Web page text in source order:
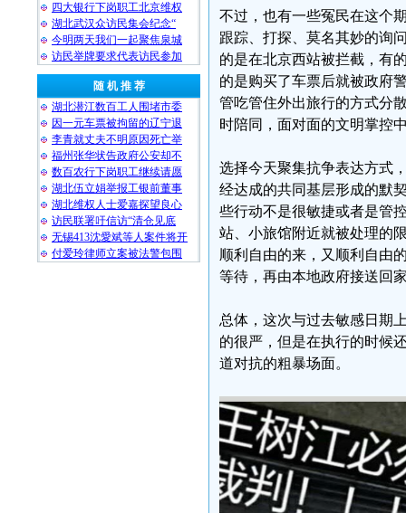
四大银行下岗职工北京维权
湖北武汉众访民集会纪念“
今明两天我们一起聚焦泉城
访民举牌要求代表访民参加
随 机 推 荐
湖北潜江数百工人围堵市委
因一元车票被拘留的辽宁退
李青就丈夫不明原因死亡举
福州张华状告政府公安却不
数百农行下岗职工继续请愿
湖北伍立娟举报工银前董事
湖北维权人士爱嘉探望良心
访民联署吁信访“清仓见底
无锡413沈愛斌等人案件将开
付爱玲律师立案被法警包围
不过，也有一些冤民在这个
跟踪、打探、莫名其妙的询
的是在北京西站被拦截，有
的是购买了车票后就被政府
管吃管住外出旅行的方式分
时陪同，面对面的文明掌控
选择今天聚集抗争表达方式
经达成的共同基层形成的默
些行动不是很敏捷或者是管
站、小旅馆附近就被处理的
顺利自由的来，又顺利自由
等待，再由本地政府接送回
总体，这次与过去敏感日期
的很严，但是在执行的时候
道对抗的粗暴场面。